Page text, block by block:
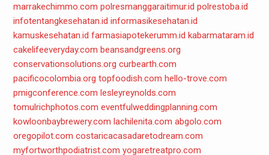
marrakechimmo.com polresmanggaraitimur.id polrestoba.id
infotentangkesehatan.id informasikesehatan.id
kamuskesehatan.id farmasiapotekerumm.id kabarmataram.id
cakelifeeveryday.com beansandgreens.org
conservationsolutions.org curbearth.com
pacificocolombia.org topfoodish.com hello-trove.com
pmigconference.com lesleyreynolds.com
tomulrichphotos.com eventfulweddingplanning.com
kowloonbaybrewery.com lachilenita.com abgolo.com
oregopilot.com costaricacasadaretodream.com
myfortworthpodiatrist.com yogaretreatpro.com